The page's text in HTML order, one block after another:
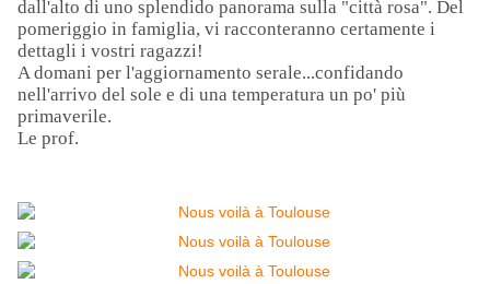
dall'alto di uno splendido panorama sulla "città rosa". Del
pomeriggio in famiglia, vi racconteranno certamente i
dettagli i vostri ragazzi!
A domani per l'aggiornamento serale...confidando
nell'arrivo del sole e di una temperatura un po' più
primaverile.
Le prof.